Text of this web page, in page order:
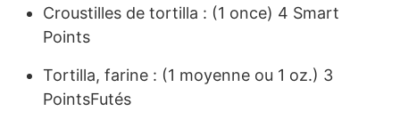
Croustilles de tortilla : (1 once) 4 Smart
Points
Tortilla, farine : (1 moyenne ou 1 oz.) 3
PointsFutés